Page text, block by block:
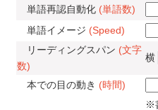
単語再認自動化 (単語数)
単語イメージ (Speed)
リーディングスパン (文字
数)
横
本での目の動き (時間)
※